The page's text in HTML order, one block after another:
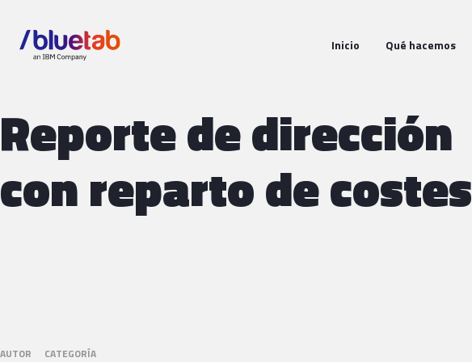
Inicio Qué hacemos
Reporte de dirección
con reparto de costes
AUTOR CATEGORÍA